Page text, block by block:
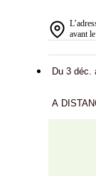
avant
Du 3 déc.
A